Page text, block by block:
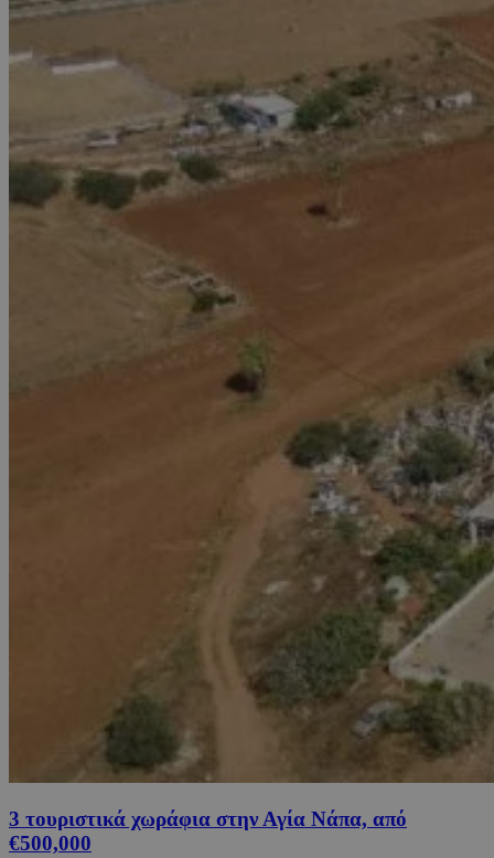
3 τουριστικά χωράφια στην Αγία Νάπα, από
€500,000